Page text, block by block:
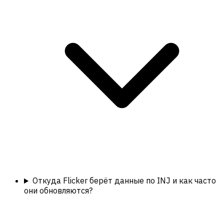
Откуда Flicker берёт данные по INJ и как часто
они обновляются?